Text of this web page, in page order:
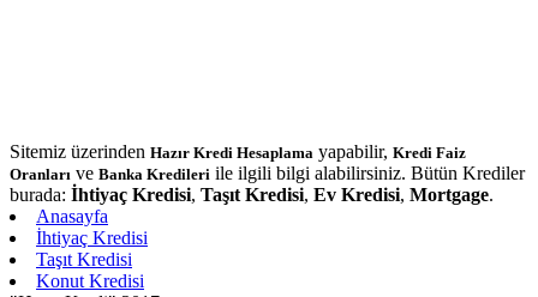
Sitemiz üzerinden Hazır Kredi Hesaplama yapabilir, Kredi Faiz
Oranları ve Banka Kredileri ile ilgili bilgi alabilirsiniz. Bütün Krediler
burada: İhtiyaç Kredisi, Taşıt Kredisi, Ev Kredisi, Mortgage.
Anasayfa
İhtiyaç Kredisi
Taşıt Kredisi
Konut Kredisi